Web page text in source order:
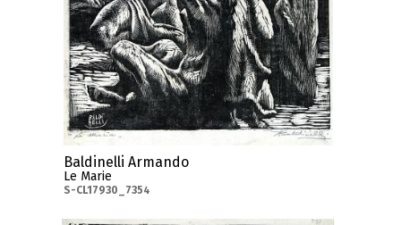
Baldinelli Armando
Le Marie
S-CL17930_7354